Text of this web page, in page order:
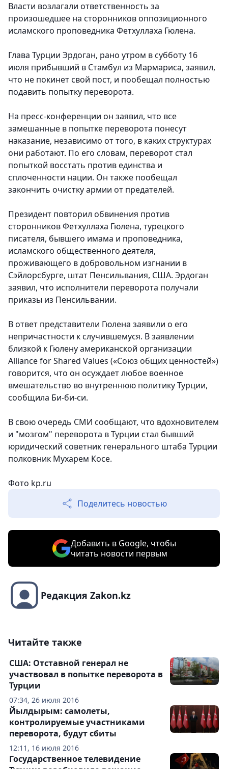
Власти возлагали ответственность за
произошедшее на сторонников оппозиционного
исламского проповедника Фетхуллаха Гюлена.
Глава Турции Эрдоган, рано утром в субботу 16
июля прибывший в Стамбул из Мармариса, заявил,
что не покинет свой пост, и пообещал полностью
подавить попытку переворота.
На пресс-конференции он заявил, что все
замешанные в попытке переворота понесут
наказание, независимо от того, в каких структурах
они работают. По его словам, переворот стал
попыткой восстать против единства и
сплоченности нации. Он также пообещал
закончить очистку армии от предателей.
Президент повторил обвинения против
сторонников Фетхуллаха Гюлена, турецкого
писателя, бывшего имама и проповедника,
исламского общественного деятеля,
проживающего в добровольном изгнании в
Сэйлорсбурге, штат Пенсильвания, США. Эрдоган
заявил, что исполнители переворота получали
приказы из Пенсильвании.
В ответ представители Гюлена заявили о его
непричастности к случившемуся. В заявлении
близкой к Гюлену американской организации
Alliance for Shared Values («Союз общих ценностей»)
говорится, что он осуждает любое военное
вмешательство во внутреннюю политику Турции,
сообщила Би-би-си.
В свою очередь СМИ сообщают, что вдохновителем
и "мозгом" переворота в Турции стал бывший
юридический советник генерального штаба Турции
полковник Мухарем Косе.
Фото kp.ru
Поделитесь новостью
Добавить в Google, чтобы
читать новости первым
Редакция Zakon.kz
Читайте также
07:34, 26 июля 2016
США: Отставной генерал не
участвовал в попытке переворота в
Турции
12:11, 16 июля 2016
Йылдырым: самолеты,
контролируемые участниками
переворота, будут сбиты
Государственное телевидение